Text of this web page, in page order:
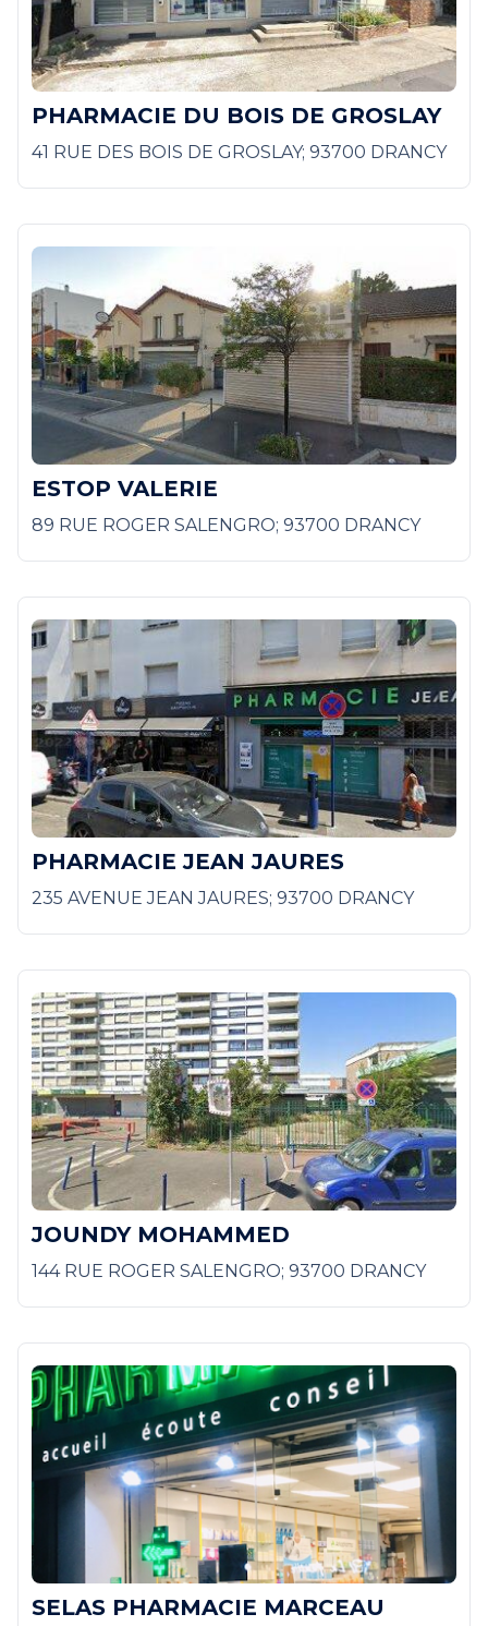
PHARMACIE DU BOIS DE GROSLAY
41 RUE DES BOIS DE GROSLAY; 93700 DRANCY
ESTOP VALERIE
89 RUE ROGER SALENGRO; 93700 DRANCY
PHARMACIE JEAN JAURES
235 AVENUE JEAN JAURES; 93700 DRANCY
JOUNDY MOHAMMED
144 RUE ROGER SALENGRO; 93700 DRANCY
SELAS PHARMACIE MARCEAU